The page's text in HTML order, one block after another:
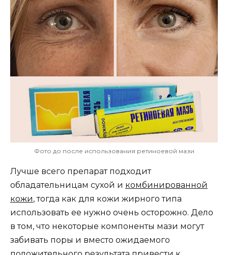
Фото до после использования ретиноевой мази
Лучше всего препарат подходит
обладательницам сухой и комбинированной
кожи, тогда как для кожи жирного типа
использовать ее нужно очень осторожно. Дело
в том, что некоторые компоненты мази могут
забивать поры и вместо ожидаемого